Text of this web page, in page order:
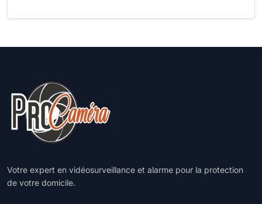
Votre expert en vidéosurveillance et alarme pour la protection
de votre domicile.